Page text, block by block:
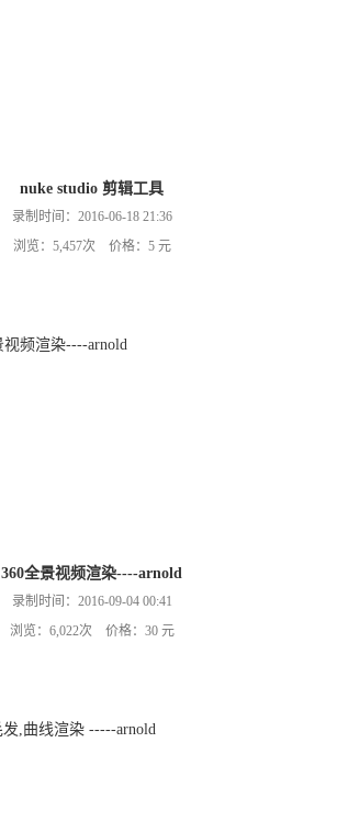
nuke studio 剪辑工具
录制时间：2016-06-18 21:36
浏览：5,457次 价格：5 元
360全景视频渲染----arnold
录制时间：2016-09-04 00:41
浏览：6,022次 价格：30 元